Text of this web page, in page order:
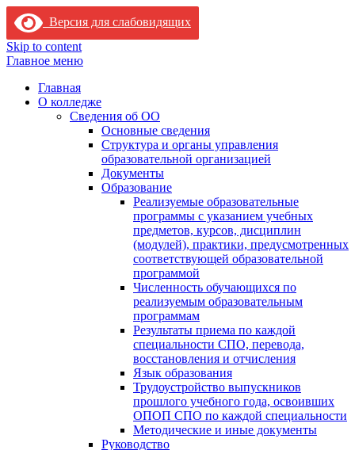
Версия для слабовидящих
Skip to content
Главное меню
Главная
О колледже
Сведения об ОО
Основные сведения
Структура и органы управления
образовательной организацией
Документы
Образование
Реализуемые образовательные
программы с указанием учебных
предметов, курсов, дисциплин
(модулей), практики, предусмотренных
соответствующей образовательной
программой
Численность обучающихся по
реализуемым образовательным
программам
Результаты приема по каждой
специальности СПО, перевода,
восстановления и отчисления
Язык образования
Трудоустройство выпускников
прошлого учебного года, освоивших
ОПОП СПО по каждой специальности
Методические и иные документы
Руководство